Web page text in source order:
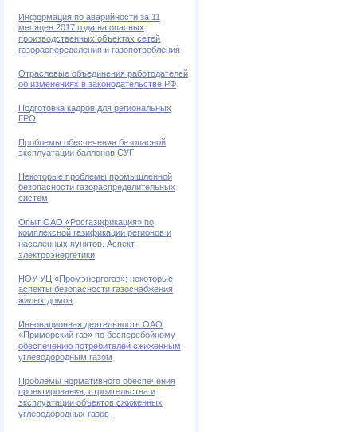
Информация по аварийности за 11
месяцев 2017 года на опасных
производственных объектах сетей
газораспеределения и газопотребления
Отраслевые объединения работодателей
об изменениях в законодательстве РФ
Подготовка кадров для региональных
ГРО
Проблемы обеспечения безопасной
эксплуатации баллонов СУГ
Некоторые проблемы промышленной
безопасности газораспределительных
систем
Опыт ОАО «Росгазификация» по
комплексной газификации регионов и
населенных пунктов. Аспект
электроэнергетики
НОУ УЦ «Промэнергогаз»: некоторые
аспекты безопасности газоснабжения
жилых домов
Инновационная деятельность ОАО
«Приморский газ» по бесперебойному
обеспечению потребителей сжиженным
углеводородным газом
Проблемы нормативного обеспечения
проектирования, строительства и
эксплуатации объектов сжиженных
углеводородных газов